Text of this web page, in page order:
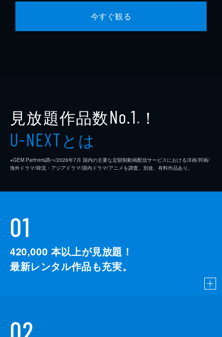
今すぐ観る
見放題作品数No.1 ※ ！
U-NEXTとは
※GEM Partners調べ/2026年7⽉ 国内の主要な定額制動画配信サービスにおける洋画/邦画/
海外ドラマ/韓流・アジアドラマ/国内ドラマ/アニメを調査。別途、有料作品あり。
01
420,000 本以上が見放題！
最新レンタル作品も充実。
02